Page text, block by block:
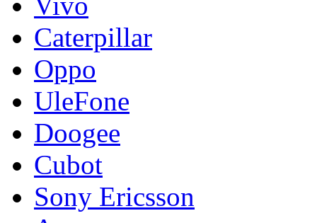
Caterpillar
Oppo
UleFone
Doogee
Cubot
Sony Ericsson